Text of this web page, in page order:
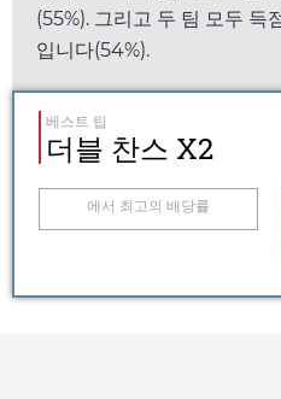
(55%). 그리고 두 팀 모두 득
입니다(54%).
베스트 팁
더블 찬스 X2
에서 최고의 배당률